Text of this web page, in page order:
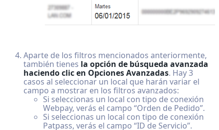
Aparte de los filtros mencionados anteriormente,
también tienes la opción de búsqueda avanzada
haciendo clic en Opciones Avanzadas. Hay 3
casos al seleccionar un local que harán variar el
campo a mostrar en los filtros avanzados:
Si seleccionas un local con tipo de conexión
Webpay, verás el campo “Orden de Pedido”.
Si seleccionas un local con tipo de conexión
Patpass, verás el campo “ID de Servicio”.